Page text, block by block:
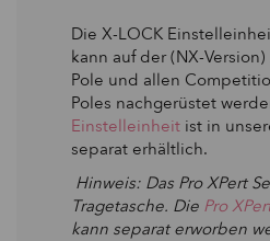
Die X-LOCK
kann auf der (NX-
Pole und allen
Poles nachgerüstet
Einstelleinheit ist in
separat erhältlich.
Hinweis: Das Pro XPert
Tragetasche. Die Pro
kann separat erworben